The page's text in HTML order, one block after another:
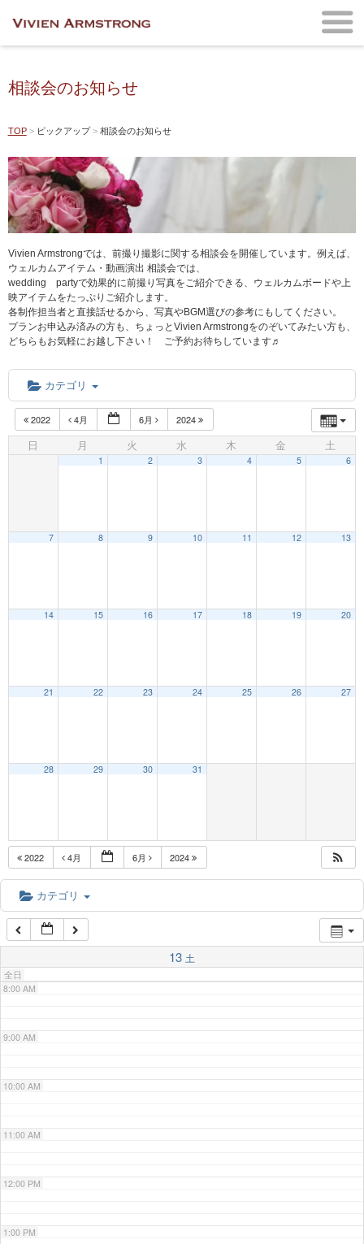
相談会のお知らせ
TOP ピックアップ 相談会のお知らせ
Vivien Armstrongでは、前撮り撮影に関する相談会を開催しています。例えば、
ウェルカムアイテム・動画演出 相談会では、
wedding partyで効果的に前撮り写真をご紹介できる、ウェルカムボードや上
映アイテムをたっぷりご紹介します。
各制作担当者と直接話せるから、写真やBGM選びの参考にもしてください。
プランお申込み済みの方も、ちょっとVivien Armstrongをのぞいてみたい方も、
どちらもお気軽にお越し下さい！ ご予約お待ちしています♬
カテゴリ
2022 4月 6月 2024
日 月 火 水 木 金 土
1 2 3 4 5 6
7 8 9 10 11 12 13
14 15 16 17 18 19 20
21 22 23 24 25 26 27
28 29 30 31
2022 4月 6月 2024
カテゴリ
13 土
全日
5:00 AM
6:00 AM
7:00 AM
8:00 AM
9:00 AM
10:00 AM
11:00 AM
12:00 PM
1:00 PM